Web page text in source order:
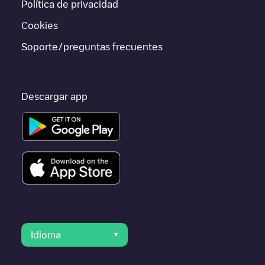
ir a otras ciudades comoMechelen
están cerca y se encuentran dentro de
Política de privacidad
Cookies
Soporte/preguntas frecuentes
Descargar app
Idioma